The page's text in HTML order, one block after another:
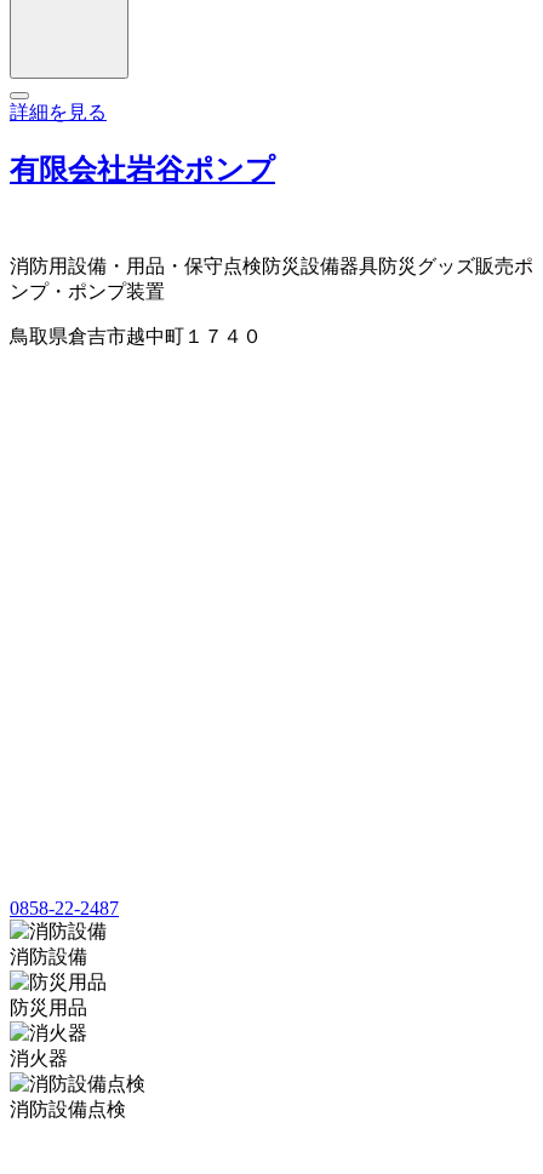
詳細を見る
有限会社岩谷ポンプ
消防用設備・用品・保守点検防災設備器具防災グッズ販売ポ
ンプ・ポンプ装置
鳥取県倉吉市越中町１７４０
0858-22-2487
消防設備
防災用品
消火器
消防設備点検